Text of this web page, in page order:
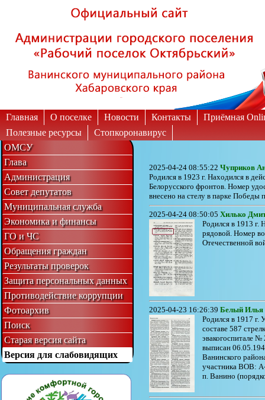
Версия для слабовидящих: Вкл Изображения:
Главная О поселке Новости Контакты
Приёмная
Полезные ресурсы
Стопкоронавирус
ОМСУ
Глава
Администрация
Совет депутатов
Муниципальная служба
Экономика и финансы
ГО и ЧС
Обращения граждан
Результаты проверок
Защита персональных данных
Противодействие коррупции
Фотоархив
Поиск
Старая версия сайта
Версия для слабовидящих
2025-04-24 08:55:22 Чуприков
Родился в 1923 г. Находился в
Белорусского фронтов. Номер
внесено на стелу в парке
2025-04-24 08:50:05 Хилько
Родился в 1913 г.
рядовой. Номер
Отечественной
2025-04-23 16:26:39 Белый Илья
Родился в 1917 г.
составе 587
эвакогоспитале
выписан
Ванинского
участника ВОВ:
п. Ванино